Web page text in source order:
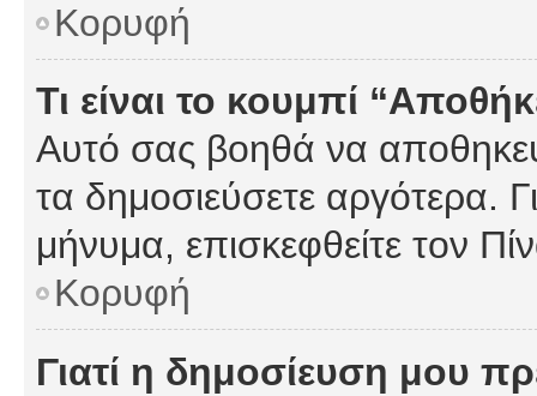
Κορυφή
Τι είναι το κουμπί
Αυτό σας βοηθά να
τα δημοσιεύσετε αργότερα.
μήνυμα, επισκεφθείτε τον
Κορυφή
Γιατί η δημοσίευση μου